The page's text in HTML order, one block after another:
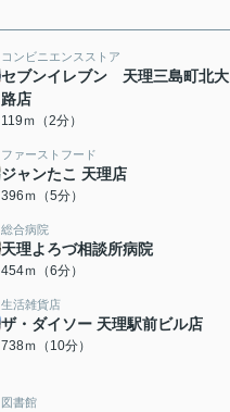
コンビニエンスストア
セブンイレブン 天理三島町北大
路店
119ｍ（2分）
ファーストフード
ジャンたこ 天理店
396ｍ（5分）
総合病院
天理よろづ相談所病院
454ｍ（6分）
生活雑貨店
ザ・ダイソー 天理駅前ビル店
738ｍ（10分）
図書館